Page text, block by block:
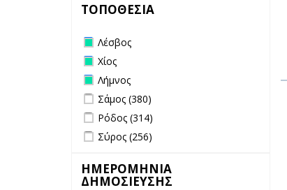
ΤΟΠΟΘΕΣΙΑ
Remove Λέσβος filter
Λέσβος
Remove Χίος filter
Χίος
Remove Λήμνος filter
Λήμνος
Apply Σάμος filter
Σάμος (380)
Apply Ρόδος filter
Ρόδος (314)
Apply Σύρος filter
Σύρος (256)
ΗΜΕΡΟΜΗΝΙΑ
ΔΗΜΟΣΙΕΥΣΗΣ